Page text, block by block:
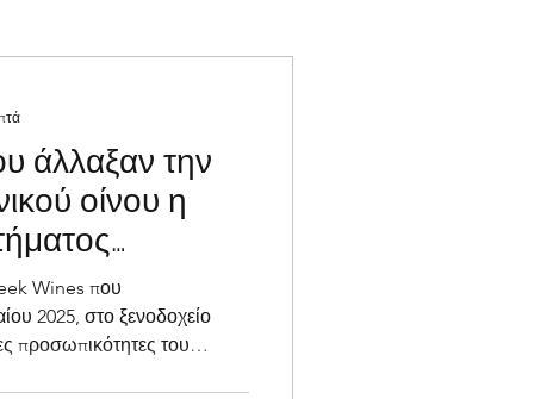
άλλαξαν την
οίνου η
Wines που
2025, στο ξενοδοχείο
προσωπικότητες του